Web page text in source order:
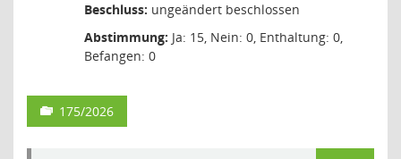
Beschluss: ungeändert beschlossen
Abstimmung: Ja: 15, Nein: 0, Enthaltung: 0,
Befangen: 0
175/2026